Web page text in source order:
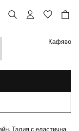
Кафяво
Талия с еластична